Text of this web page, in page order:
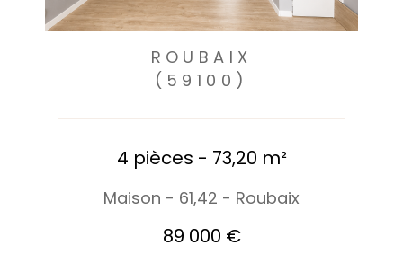
ROUBAIX
(59100)
4 pièces - 73,20 m²
Maison - 61,42 - Roubaix
89 000 €